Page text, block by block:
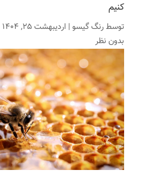
کنیم
توسطرنگ گیسو| اردیبهشت 25, 1404
بدون نظر